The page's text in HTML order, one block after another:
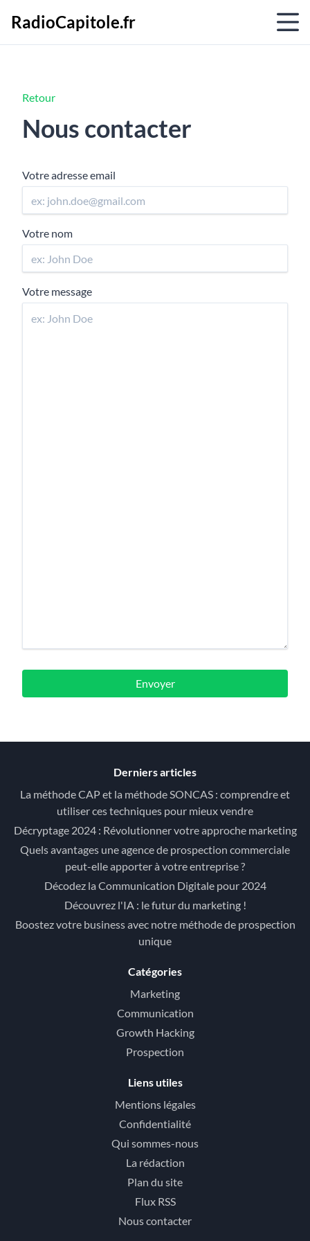
RadioCapitole.fr
Retour
Nous contacter
Votre adresse email
Votre nom
Votre message
Envoyer
Derniers articles
La méthode CAP et la méthode SONCAS : comprendre et
utiliser ces techniques pour mieux vendre
Décryptage 2024 : Révolutionner votre approche marketing
Quels avantages une agence de prospection commerciale
peut-elle apporter à votre entreprise ?
Décodez la Communication Digitale pour 2024
Découvrez l'IA : le futur du marketing !
Boostez votre business avec notre méthode de prospection
unique
Catégories
Marketing
Communication
Growth Hacking
Prospection
Liens utiles
Mentions légales
Confidentialité
Qui sommes-nous
La rédaction
Plan du site
Flux RSS
Nous contacter